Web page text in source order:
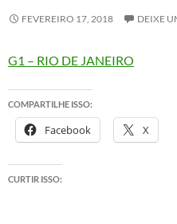
FEVEREIRO 17, 2018 DEIXE
G1 – RIO DE JANEIRO
COMPARTILHE ISSO:
Facebook X
CURTIR ISSO: